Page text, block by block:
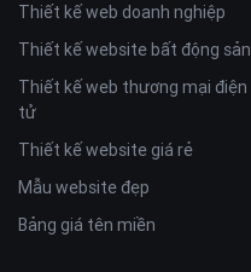
Thiết kế web doanh nghiệp
Thiết kế website bất động sản
Thiết kế web thương mại điện
tử
Thiết kế website giá rẻ
Mẫu website đẹp
Bảng giá tên miền